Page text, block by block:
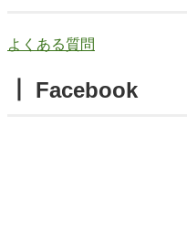
よくある質問
┃ Facebook